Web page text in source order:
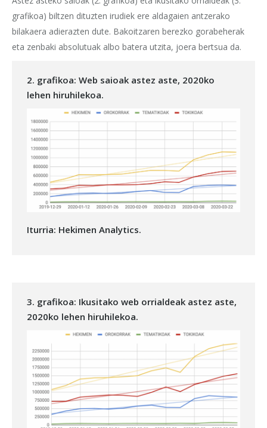
grafikoa) biltzen dituzten irudiek ere aldagaien antzerako
bilakaera adierazten dute. Bakoitzaren berezko gorabeherak
eta zenbaki absolutuak albo batera utzita, joera bertsua da.
2. grafikoa: Web saioak astez aste, 2020ko
lehen hiruhilekoa.
Iturria: Hekimen Analytics.
3. grafikoa: Ikusitako web orrialdeak astez aste,
2020ko lehen hiruhilekoa.